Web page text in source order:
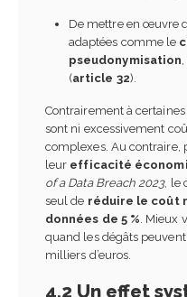
De mettre en œuvre
adaptées comme le
pseudonymisation
(article 32).
Contrairement à
sont ni excessivement
complexes. Au contraire,
leur efficacité
of a Data Breach 2023, le
seul de réduire le coût
données de 5 %. Mieux
quand les dégâts
milliers d’euros.
4.2 Un effet